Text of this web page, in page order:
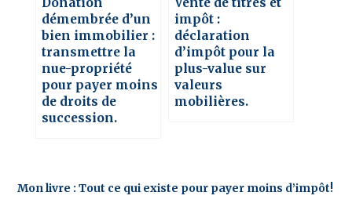
démembrée d’un
bien immobilier :
transmettre la
nue-propriété
pour payer moins
de droits de
succession.
impôt :
déclaration
d’impôt pour la
plus-value sur
valeurs
mobilières.
Mon livre : Tout ce qui existe pour payer moins d’impôt!